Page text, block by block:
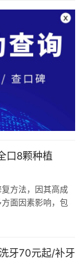
口8颗种植
方法，因其高成
面因素影响，包
牙70元起/补牙